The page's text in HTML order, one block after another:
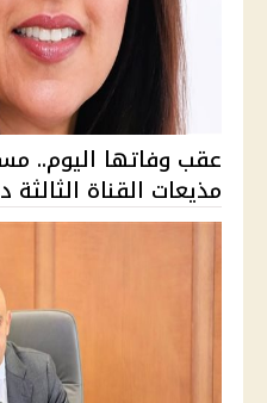
عقب وفاتها اليوم..
مذيعات القناة الثالثة